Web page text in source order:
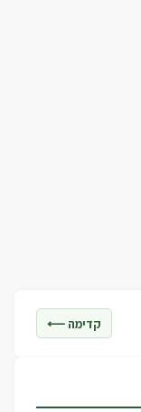
קדימה ⟵